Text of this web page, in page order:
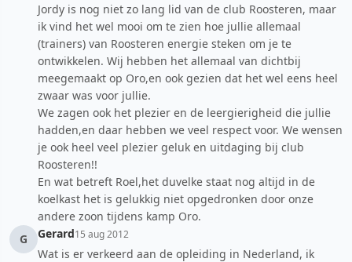
Jordy is nog niet zo lang lid van de club Roosteren, maar
ik vind het wel mooi om te zien hoe jullie allemaal
(trainers) van Roosteren energie steken om je te
ontwikkelen. Wij hebben het allemaal van dichtbij
meegemaakt op Oro,en ook gezien dat het wel eens heel
zwaar was voor jullie.
We zagen ook het plezier en de leergierigheid die jullie
hadden,en daar hebben we veel respect voor. We wensen
je ook heel veel plezier geluk en uitdaging bij club
Roosteren!!
En wat betreft Roel,het duvelke staat nog altijd in de
koelkast het is gelukkig niet opgedronken door onze
andere zoon tijdens kamp Oro.
G
Gerard15 aug 2012
Wat is er verkeerd aan de opleiding in Nederland, ik